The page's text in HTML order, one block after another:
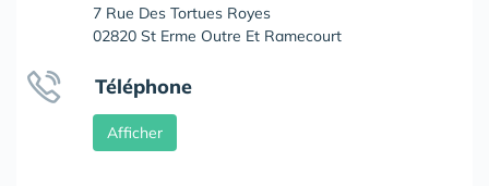
7 Rue Des Tortues Royes
02820 St Erme Outre Et Ramecourt
Téléphone
Afficher